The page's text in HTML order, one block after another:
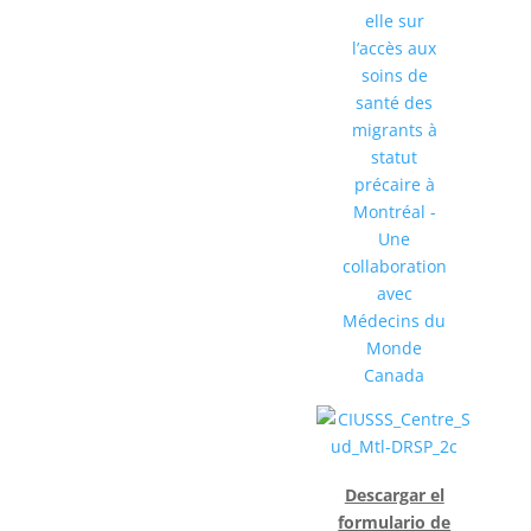
Descargar el
formulario de